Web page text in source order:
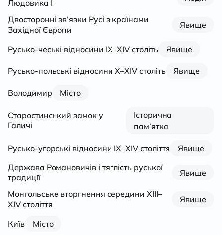
Людовика І
Двосторонні зв’язки Русі з країнами
Західної Європи
Явище
Русько-чеські відносини ІХ–XIV століть Явище
Русько-польські відносини Х–XIV століть Явище
Володимир Місто
Старостинський замок у
Галичі
Історична
пам’ятка
Русько-угорські відносини ІХ–XIV століття
Явище
Держава Романовичів і тяглість руської
традиції
Явище
Монгольське вторгнення середини ХІІІ–
XIV століття
Явище
Київ
Місто